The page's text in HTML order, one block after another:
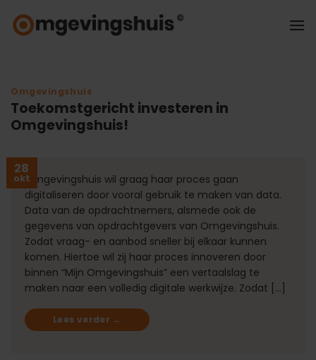
naar
Omgevingshuis
Toekomstgericht investeren in
Omgevingshuis!
28
oktOmgevingshuis wil graag haar proces gaan
digitaliseren door vooral gebruik te maken van data.
Data van de opdrachtnemers, alsmede ook de
gegevens van opdrachtgevers van Omgevingshuis.
Zodat vraag- en aanbod sneller bij elkaar kunnen
komen. Hiertoe wil zij haar proces innoveren door
binnen “Mijn Omgevingshuis” een vertaalslag te
maken naar een volledig digitale werkwijze. Zodat […]
Lees verder →